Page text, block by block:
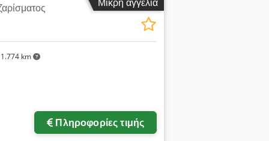
km
Πληροφορίες τιμής